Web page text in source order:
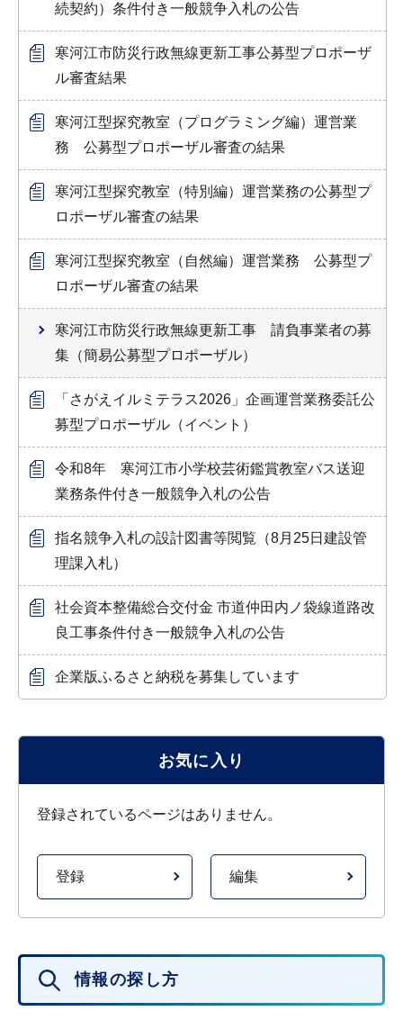
続契約）条件付き一般競争入札の公告
寒河江市防災行政無線更新工事公募型プロポーザ
ル審査結果
寒河江型探究教室（プログラミング編）運営業
務 公募型プロポーザル審査の結果
寒河江型探究教室（特別編）運営業務の公募型プ
ロポーザル審査の結果
寒河江型探究教室（自然編）運営業務 公募型プ
ロポーザル審査の結果
寒河江市防災行政無線更新工事 請負事業者の募
集（簡易公募型プロポーザル）
「さがえイルミテラス2026」企画運営業務委託公
募型プロポーザル（イベント）
令和8年 寒河江市小学校芸術鑑賞教室バス送迎
業務条件付き一般競争入札の公告
指名競争入札の設計図書等閲覧（8月25日建設管
理課入札）
社会資本整備総合交付金 市道仲田内ノ袋線道路改
良工事条件付き一般競争入札の公告
企業版ふるさと納税を募集しています
お気に入り
登録されているページはありません。
登録 編集
情報の探し方